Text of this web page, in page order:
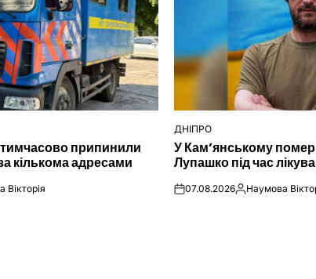
тимчасово припинили
кількома адресами
Вікторія
ОПУБЛІКУВАТИ
У
ДНІПРО
У Кам’янському
Лупашко під час
on07.08.2026Опубліковано
Наумова